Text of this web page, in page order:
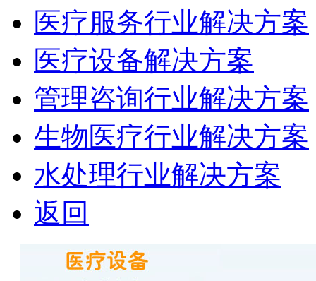
医疗服务行业解决方案
医疗设备解决方案
管理咨询行业解决方案
生物医疗行业解决方案
水处理行业解决方案
返回